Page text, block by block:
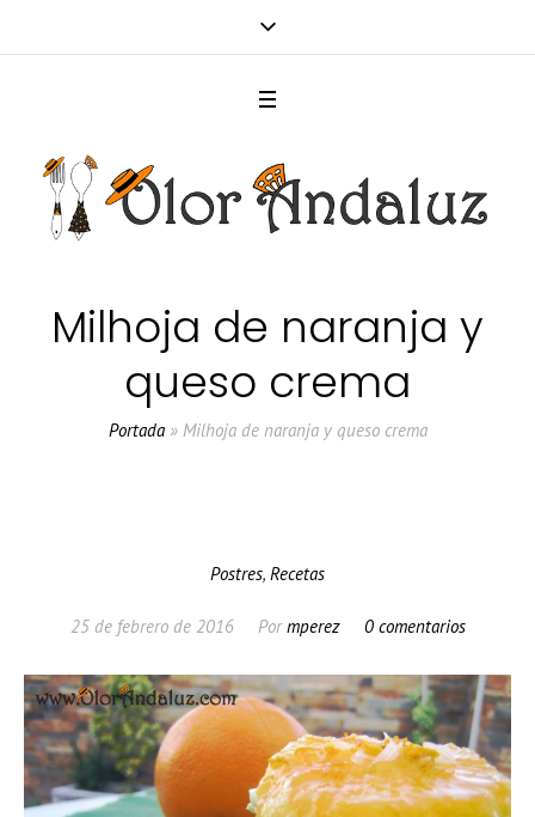
Milhoja de naranja y
queso crema
Portada» Milhoja de naranja y queso crema
Postres, Recetas
25 de febrero de 2016 Pormperez 0 comentarios